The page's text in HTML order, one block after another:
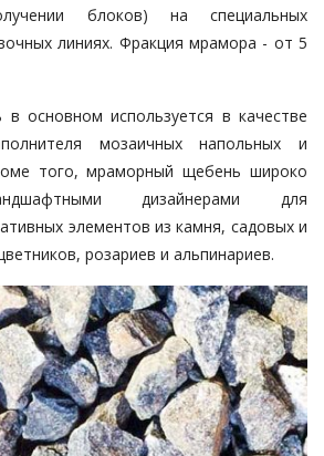
блоков) на специальных
линиях. Фракция мрамора - от 5
основном используется в качестве
мозаичных напольных и
того, мраморный щебень широко
дизайнерами для
элементов из камня, садовых и
розариев и альпинариев.